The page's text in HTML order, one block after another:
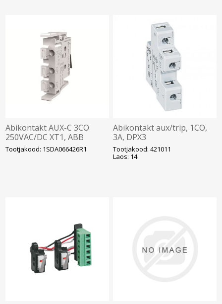
Abikontakt AUX-C 3CO
250VAC/DC XT1, ABB
Tootjakood: 1SDA066426R1
Abikontakt aux/trip, 1CO,
3A, DPX3
160/250/630/1600'le,
Legrand
Tootjakood: 421011
Laos: 14